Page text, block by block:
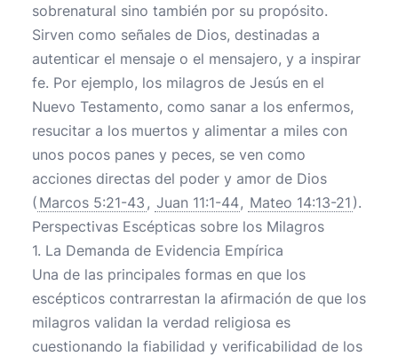
sobrenatural sino también por su propósito.
Sirven como señales de Dios, destinadas a
autenticar el mensaje o el mensajero, y a inspirar
fe. Por ejemplo, los milagros de Jesús en el
Nuevo Testamento, como sanar a los enfermos,
resucitar a los muertos y alimentar a miles con
unos pocos panes y peces, se ven como
acciones directas del poder y amor de Dios
( Marcos 5:21-43 , Juan 11:1-44, Mateo 14:13-21 ).
Perspectivas Escépticas sobre los Milagros
1. La Demanda de Evidencia Empírica
Una de las principales formas en que los
escépticos contrarrestan la afirmación de que los
milagros validan la verdad religiosa es
cuestionando la fiabilidad y verificabilidad de los